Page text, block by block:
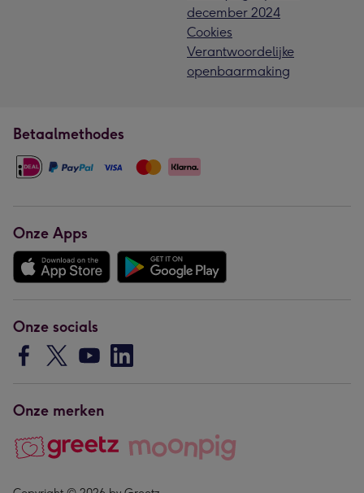
december 2024
Cookies
Verantwoordelijke
openbaarmaking
Betaalmethodes
Onze Apps
Onze socials
Onze merken